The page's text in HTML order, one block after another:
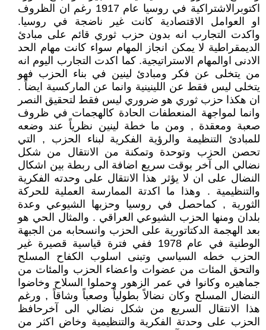
اكتوبرالاشتراكية في روسيا عام 1917 رغم ان الظروف
او العوامل الاقتصادية كانت غير ناضجة في روسيا.
واكدت التجارب انه بدون حزب ثوري قائم على مبادئ
الديمقراطية لا يمكن انجاز المهام سواء كانت مهام الحد
الادنى اوالمهام الاستراتيجية. كما اكدت التجارب اليوم انه
من يتخلى عن فكر ومبادئ لينين في بناء الحزب فهو
يتخلى ليس فقط عن اللينينية وانما عن الماركسية ايضاً .
ان هكذا حزب ثوري هو ضروري ليس فقط لتحقيق النصر
وانما لمواجهة المنعطفات الحادة كالهجمات في ظروف
صعبة ومعقدة , ومن ما خطة لينين نظرياً عند وضعه
للمبادئ التنظيمة والرؤية الفكرية لبناء الحزب , التي
تحصن الحزب وتوحدة وتمكنة من الانتقال من شكل
نضالي الى آخر بوقت سريع اضافة الى ربطة بين اشكال
النضال على ان لا يؤثر هذا الانتقال على وحدته الفكرية
والتنظيمية . وهذا ما اكدتة الممارسة العملية للحركة
الثورية , كماحصل في روسيا وحزبها الشيوعي وعدة
بلدان ومنها الحزب الشيوعي العراقي . والمثال الحي هو
بعد الهجمة الدكتاتورية على الحزب وانسحابه من الجبهة
الوطنية في عام 1978 ففي فترة قياسية قصيرة غير
الحزب خطه السياسي وتبنى اسلوب الكفاح المسلح
والتحق المئات من عضوات واعضاء الحزب والمئات من
جماهيره وكانوا في عمر الزهور وحملوا السلاح وخاضوا
النضال المسلح وكان نضالاً بطولياً وصعباً وشاقاً , ورغم
هذا الانتقال السريع من شكل نضالي الى آخرحافظ
الحزب على وحدتة الفكرية والتنظيمية وخاض اكثر من